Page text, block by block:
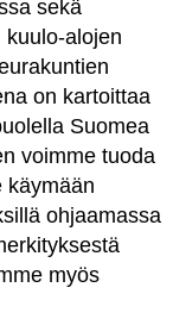
sekä
alojen
on kartoittaa
Suomea
voimme tuoda
käymään
ohjaamassa
myös